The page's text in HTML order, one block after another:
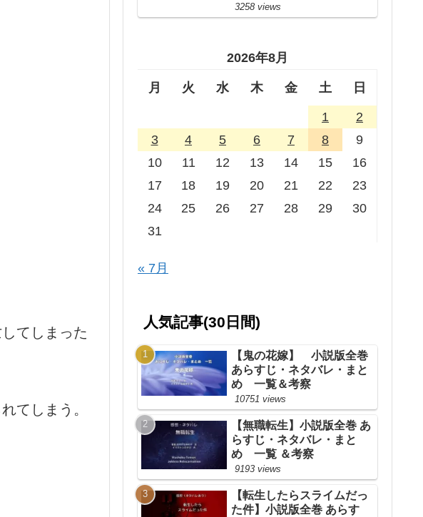
てしまった
てしまう。
3258 views
2026年8月
月 火 水 木 金 土 日
1
2
3
4 5 6 7 8
9
10
11 12 13 14 15
16
17
18 19 20 21 22
23
24
25 26 27 28 29
30
31
« 7月
人気記事(30日間)
【鬼の花嫁】 小説版全巻
あらすじ・ネタバレ・まと
め 一覧＆考察
10751 views
【無職転生】小説版全巻 あ
らすじ・ネタバレ・まと
め 一覧 ＆考察
9193 views
【転生したらスライムだっ
た件】小説版全巻 あらす